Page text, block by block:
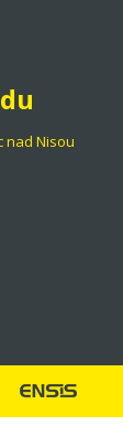
nad Nisou